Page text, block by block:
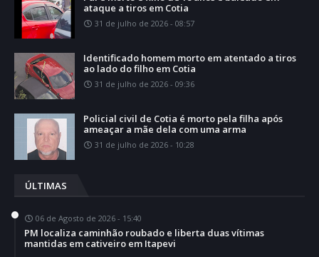
ataque a tiros em Cotia
31 de julho de 2026 - 08:57
Identificado homem morto em atentado a tiros
ao lado do filho em Cotia
31 de julho de 2026 - 09:36
Policial civil de Cotia é morto pela filha após
ameaçar a mãe dela com uma arma
31 de julho de 2026 - 10:28
ÚLTIMAS
06 de Agosto de 2026 - 15:40
PM localiza caminhão roubado e liberta duas vítimas
mantidas em cativeiro em Itapevi